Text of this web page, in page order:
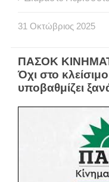
31 Οκτώβριος 2025
ΠΑΣΟΚ
Όχι στο
υποβαθμίζει